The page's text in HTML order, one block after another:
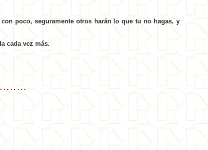
poco, seguramente otros harán lo que tu no hagas, y
cada vez más.